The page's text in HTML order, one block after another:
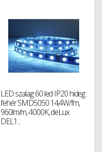
LED szalag 60 led IP20 hideg
fehér SMD5050 14,4W/fm,
960lm/m, 4000K, deLux
DEL1...